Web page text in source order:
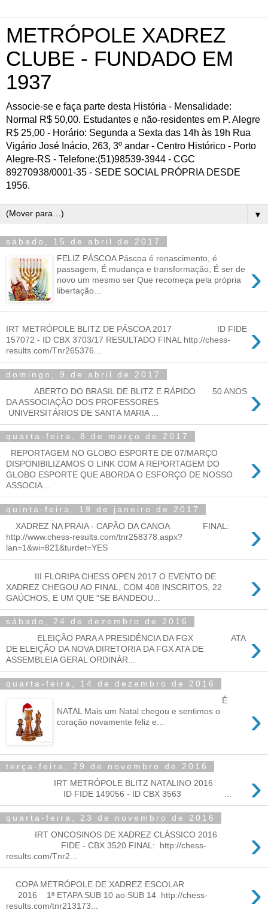
METRÓPOLE XADREZ
CLUBE - FUNDADO EM
1937
Associe-se e faça parte desta História - Mensalidade:
Normal R$ 50,00. Estudantes e não-residentes em P. Alegre
R$ 25,00 - Horário: Segunda a Sexta das 14h às 19h Rua
Vigário José Inácio, 263, 3º andar - Centro Histórico - Porto
Alegre-RS - Telefone:(51)98539-3944 - CGC
89270938/0001-35 - SEDE SOCIAL PRÓPRIA DESDE
1956.
▼
sábado, 15 de abril de 2017
›
FELIZ PÁSCOA Páscoa é renascimento, é
passagem, É mudança e transformação, É ser de
novo um mesmo ser Que recomeça pela própria
libertação...
›
IRT METRÓPOLE BLITZ DE PÁSCOA 2017 ID FIDE
157072 - ID CBX 3703/17 RESULTADO FINAL http://chess-
results.com/Tnr265376...
domingo, 9 de abril de 2017
›
ABERTO DO BRASIL DE BLITZ E RÁPIDO 50 ANOS
DA ASSOCIAÇÃO DOS PROFESSORES
UNIVERSITÁRIOS DE SANTA MARIA ...
quarta-feira, 8 de março de 2017
›
REPORTAGEM NO GLOBO ESPORTE DE 07/MARÇO
DISPONIBILIZAMOS O LINK COM A REPORTAGEM DO
GLOBO ESPORTE QUE ABORDA O ESFORÇO DE NOSSO
ASSOCIA...
quinta-feira, 19 de janeiro de 2017
›
XADREZ NA PRAIA - CAPÃO DA CANOA FINAL:
http://www.chess-results.com/tnr258378.aspx?
lan=1&wi=821&turdet=YES
›
III FLORIPA CHESS OPEN 2017 O EVENTO DE
XADREZ CHEGOU AO FINAL, COM 408 INSCRITOS, 22
GAÚCHOS, E UM QUE "SE BANDEOU...
sábado, 24 de dezembro de 2016
›
ELEIÇÃO PARA A PRESIDÊNCIA DA FGX ATA
DE ELEIÇÃO DA NOVA DIRETORIA DA FGX ATA DE
ASSEMBLEIA GERAL ORDINÁR...
quarta-feira, 14 de dezembro de 2016
›
É
NATAL Mais um Natal chegou e sentimos o
coração novamente feliz e...
terça-feira, 29 de novembro de 2016
›
IRT METRÓPOLE BLITZ NATALINO 2016
ID FIDE 149056 - ID CBX 3563 ...
quarta-feira, 23 de novembro de 2016
›
IRT ONCOSINOS DE XADREZ CLÁSSICO 2016
FIDE - CBX 3520 FINAL: http://chess-
results.com/Tnr2...
›
COPA METRÓPOLE DE XADREZ ESCOLAR
2016 1ª ETAPA SUB 10 ao SUB 14 http://chess-
results.com/tnr213173...